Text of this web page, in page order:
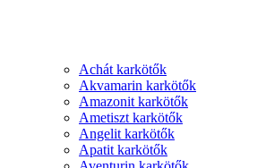
Achát karkötők
Akvamarin karkötők
Amazonit karkötők
Ametiszt karkötők
Angelit karkötők
Apatit karkötők